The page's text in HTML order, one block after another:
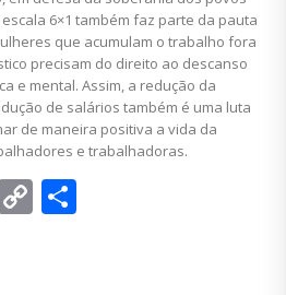
6×1 também faz parte da pauta
que acumulam o trabalho fora
precisam do direito ao descanso
e mental. Assim, a redução da
de salários também é uma luta
de maneira positiva a vida da
e trabalhadoras.
Copy